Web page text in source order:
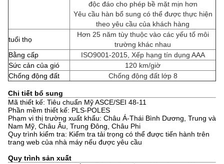
độc đáo cho phép bề mặt mịn hơn
Yêu cầu hàn bổ sung có thể được thực hiện
theo yêu cầu của khách hàng
tuổi thọ
Hơn 25 năm tùy thuộc vào các yếu tố môi
trường khác nhau
Bằng cấp
ISO9001-2015, Xếp hạng tín dụng AAA
Sức cản của gió
120 km/giờ
Chống động đất
Chống động đất lớp 8
Chi tiết bổ sung
Mã thiết kế: Tiêu chuẩn Mỹ ASCE/SEI 48-11
Phần mềm thiết kế: PLS-POLES
Phạm vi thị trường xuất khẩu: Châu Á-Thái Bình Dương, Trung và
Nam Mỹ, Châu Âu, Trung Đông, Châu Phi
Quy trình kiểm tra: Kiểm tra tải trọng có thể được tiến hành trên
trang web của nhà máy nếu được yêu cầu
Quy trình sản xuất